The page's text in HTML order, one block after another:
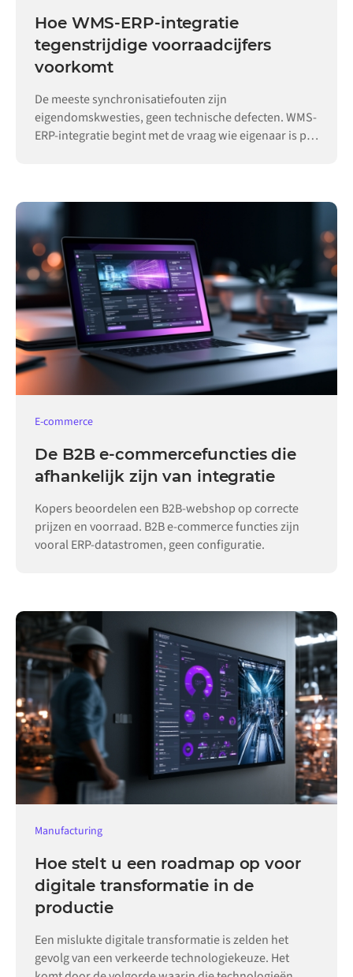
Hoe WMS-ERP-integratie
tegenstrijdige voorraadcijfers
voorkomt
De meeste synchronisatiefouten zijn
eigendomskwesties, geen technische defecten. WMS-
ERP-integratie begint met de vraag wie eigenaar is per
E-commerce
De B2B e-commercefuncties die
afhankelijk zijn van integratie
Kopers beoordelen een B2B-webshop op correcte
prijzen en voorraad. B2B e-commerce functies zijn
vooral ERP-datastromen, geen configuratie.
Manufacturing
Hoe stelt u een roadmap op voor
digitale transformatie in de
productie
Een mislukte digitale transformatie is zelden het
gevolg van een verkeerde technologiekeuze. Het